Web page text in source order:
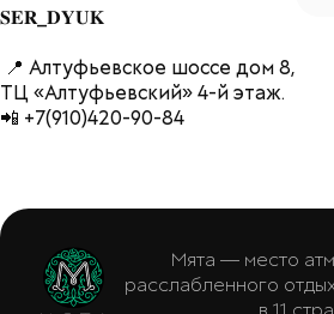
𝐒𝐄𝐑_𝐃𝐘𝐔𝐊
📍 Алтуфьевское шоссе дом 8,
ТЦ «Алтуфьевский» 4-й этаж.
📲 +7(910)420-90-84
Мята — место
расслабленного